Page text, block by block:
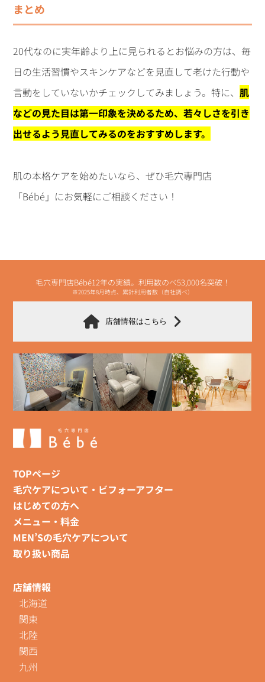
まとめ
20代なのに実年齢より上に見られるとお悩みの方は、毎
日の生活習慣やスキンケアなどを見直して老けた行動や
言動をしていないかチェックしてみましょう。特に、 肌
などの見た目は第一印象を決めるため、若々しさを引き
出せるよう見直してみるのをおすすめします。
肌の本格ケアを始めたいなら、ぜひ毛穴専門店
「Bébé」にお気軽にご相談ください！
毛穴専門店Bébé12年の実績。利用数のべ53,000名突破！
※2025年8月時点、累計利用者数（自社調べ）
店舗情報はこちら
TOPページ
毛穴ケアについて・ビフォーアフター
はじめての方へ
メニュー・料金
MEN’Sの毛穴ケアについて
取り扱い商品
店舗情報
北海道
関東
北陸
関西
九州